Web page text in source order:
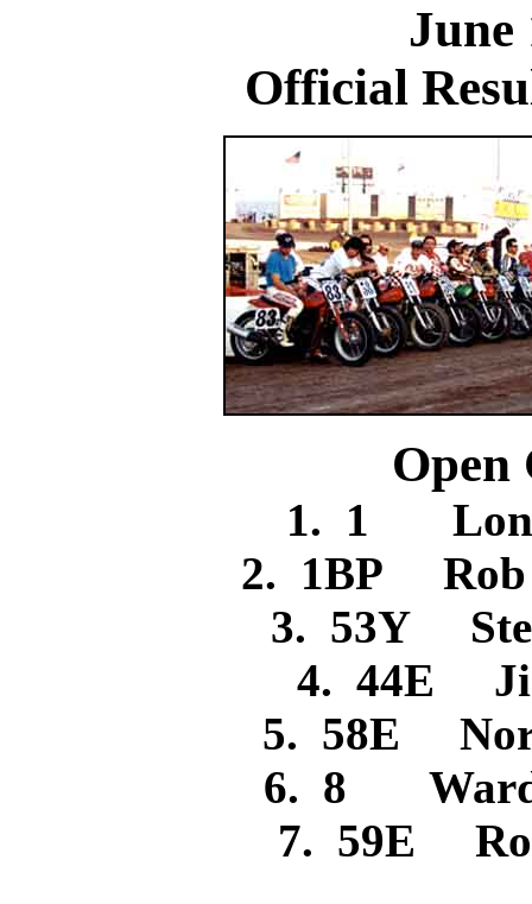
June
Official
Open
1. 1
2. 1BP
3. 53Y
4. 44E
5. 58E
6. 8
7. 59E